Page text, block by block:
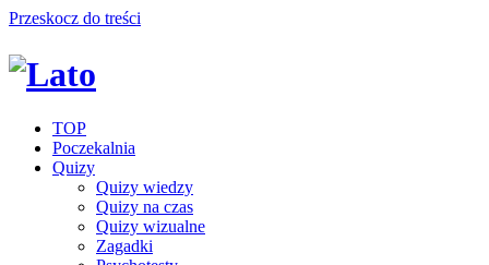
Przeskocz do treści
TOP
Poczekalnia
Quizy
Quizy wiedzy
Quizy na czas
Quizy wizualne
Zagadki